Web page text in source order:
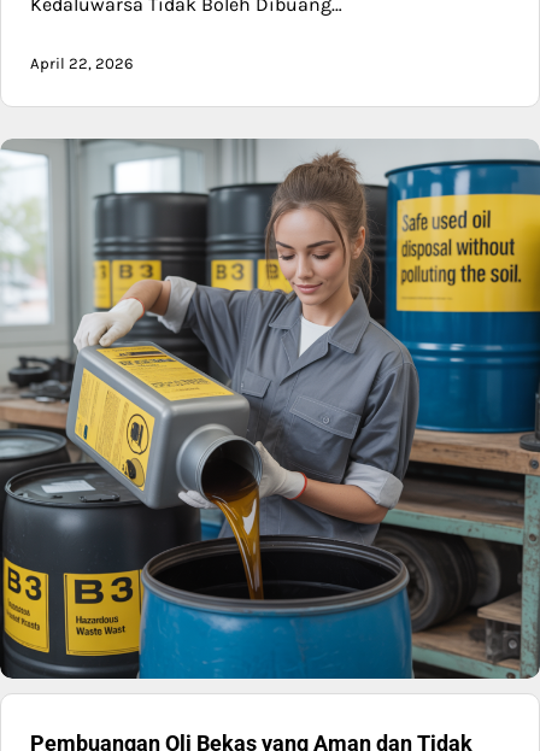
April 22, 2026
Pembuangan Oli Bekas yang Aman dan Tidak